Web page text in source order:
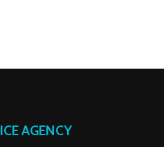
AGENCY